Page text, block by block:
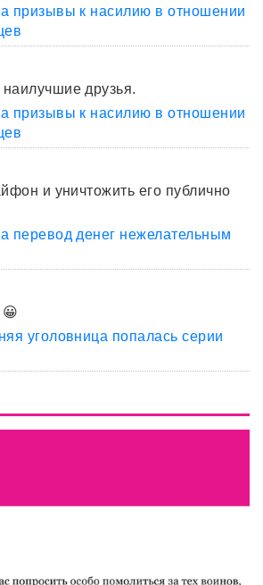
призывы к насилию в отношении
друзья.
призывы к насилию в отношении
и уничтожить его публично
перевод денег нежелательным
уголовница попалась серии